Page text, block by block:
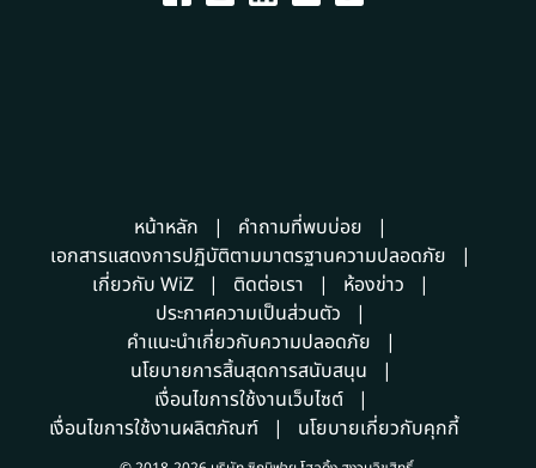
หน้าหลัก
คำถามที่พบบ่อย
เอกสารแสดงการปฏิบัติตามมาตรฐานความปลอดภัย
เกี่ยวกับ WiZ
ติดต่อเรา
ห้องข่าว
ประกาศความเป็นส่วนตัว
คำแนะนำเกี่ยวกับความปลอดภัย
นโยบายการสิ้นสุดการสนับสนุน
เงื่อนไขการใช้งานเว็บไซต์
เงื่อนไขการใช้งานผลิตภัณฑ์
นโยบายเกี่ยวกับคุกกี้